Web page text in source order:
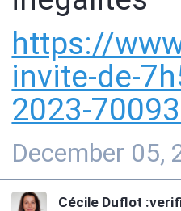
https://
invite-de-
2023-
December 05,
Cécile Duflot